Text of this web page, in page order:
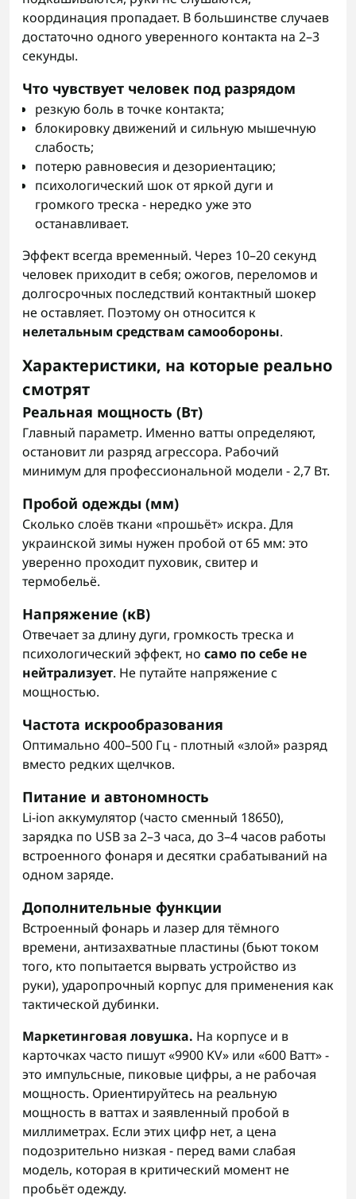
координация пропадает. В большинстве случаев
достаточно одного уверенного контакта на 2–3
секунды.
Что чувствует человек под разрядом
резкую боль в точке контакта;
блокировку движений и сильную мышечную
слабость;
потерю равновесия и дезориентацию;
психологический шок от яркой дуги и
громкого треска - нередко уже это
останавливает.
Эффект всегда временный. Через 10–20 секунд
человек приходит в себя; ожогов, переломов и
долгосрочных последствий контактный шокер
не оставляет. Поэтому он относится к
нелетальным средствам самообороны.
Характеристики, на которые реально
смотрят
Реальная мощность (Вт)
Главный параметр. Именно ватты определяют,
остановит ли разряд агрессора. Рабочий
минимум для профессиональной модели - 2,7 Вт.
Пробой одежды (мм)
Сколько слоёв ткани «прошьёт» искра. Для
украинской зимы нужен пробой от 65 мм: это
уверенно проходит пуховик, свитер и
термобельё.
Напряжение (кВ)
Отвечает за длину дуги, громкость треска и
психологический эффект, но само по себе не
нейтрализует. Не путайте напряжение с
мощностью.
Частота искрообразования
Оптимально 400–500 Гц - плотный «злой» разряд
вместо редких щелчков.
Питание и автономность
Li-ion аккумулятор (часто сменный 18650),
зарядка по USB за 2–3 часа, до 3–4 часов работы
встроенного фонаря и десятки срабатываний на
одном заряде.
Дополнительные функции
Встроенный фонарь и лазер для тёмного
времени, антизахватные пластины (бьют током
того, кто попытается вырвать устройство из
руки), ударопрочный корпус для применения как
тактической дубинки.
Маркетинговая ловушка. На корпусе и в
карточках часто пишут «9900 KV» или «600 Ватт» -
это импульсные, пиковые цифры, а не рабочая
мощность. Ориентируйтесь на реальную
мощность в ваттах и заявленный пробой в
миллиметрах. Если этих цифр нет, а цена
подозрительно низкая - перед вами слабая
модель, которая в критический момент не
пробьёт одежду.